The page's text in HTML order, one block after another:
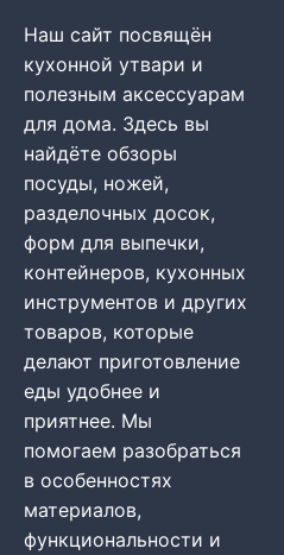
Наш сайт посвящён
кухонной утвари и
полезным аксессуарам
для дома. Здесь вы
найдёте обзоры
посуды, ножей,
разделочных досок,
форм для выпечки,
контейнеров, кухонных
инструментов и других
товаров, которые
делают приготовление
еды удобнее и
приятнее. Мы
помогаем разобраться
в особенностях
материалов,
функциональности и